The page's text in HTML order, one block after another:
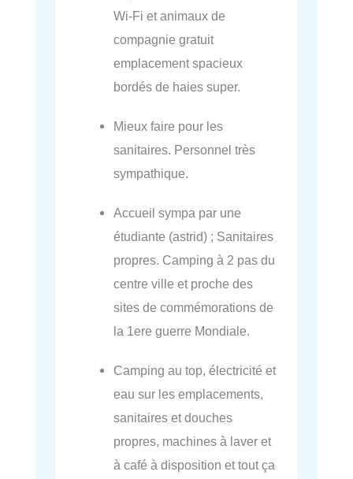
Wi-Fi et animaux de
compagnie gratuit
emplacement spacieux
bordés de haies super.
Mieux faire pour les
sanitaires. Personnel très
sympathique.
Accueil sympa par une
étudiante (astrid) ; Sanitaires
propres. Camping à 2 pas du
centre ville et proche des
sites de commémorations de
la 1ere guerre Mondiale.
Camping au top, électricité et
eau sur les emplacements,
sanitaires et douches
propres, machines à laver et
à café à disposition et tout ça